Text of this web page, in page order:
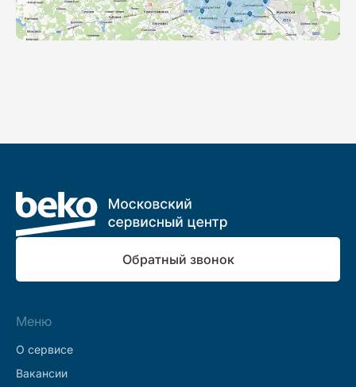
Обратный звонок
Меню
О сервисе
Вакансии